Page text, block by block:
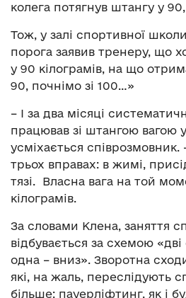
колега потягнув штангу у
Тож, у залі спортивної
порога заявив тренеру, що
у 90 кілограмів, на що
90, почнімо зі 100…»
– І за два місяці
працював зі штангою вагою
усміхається
трьох вправах: в жимі,
тязі. Власна вага на той
кілограмів.
За словами Клена, заняття
відбувається за схемою
одна – вниз». Зворотна
які, на жаль, переслідують
більше: пауерліфтинг, як і